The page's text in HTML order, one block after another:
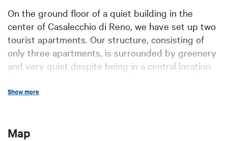
On the ground floor of a quiet building in the
center of Casalecchio di Reno, we have set up two
tourist apartments. Our structure, consisting of
only three apartments, is surrounded by greenery
and very quiet despite being in a central location.
owners (that's us!) live on the upper floor and are
carefully furnished and decorated with attention to
Show more
Map